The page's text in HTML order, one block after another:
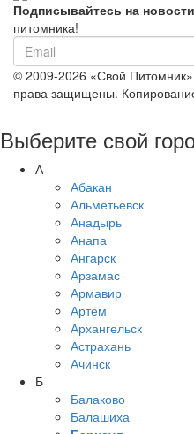
Подписывайтесь на новости
питомника!
© 2009-2026 «Свой
права защищены.
Выберите свой
А
Абакан
Альметьевск
Анадырь
Анапа
Ангарск
Арзамас
Армавир
Артём
Архангельск
Астрахань
Ачинск
Б
Балаково
Балашиха